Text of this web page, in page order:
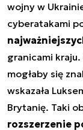
wojny w
cyberatakami
granicami
mogłaby się
wskazała
Brytanię. Taki
rozszerzenie